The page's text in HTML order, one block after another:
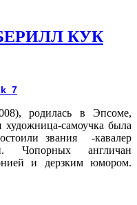
КУК
родилась в Эпсоме,
самоучка была
звания -кавалер
Чопорных англичан
и дерзким юмором.